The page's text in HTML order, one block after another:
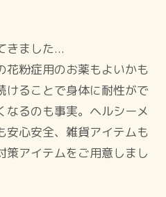
きました...
花粉症用のお薬もよいかも
けることで身体に耐性がで
なるのも事実。ヘルシーメ
安心安全、雑貨アイテムも
策アイテムをご用意しまし